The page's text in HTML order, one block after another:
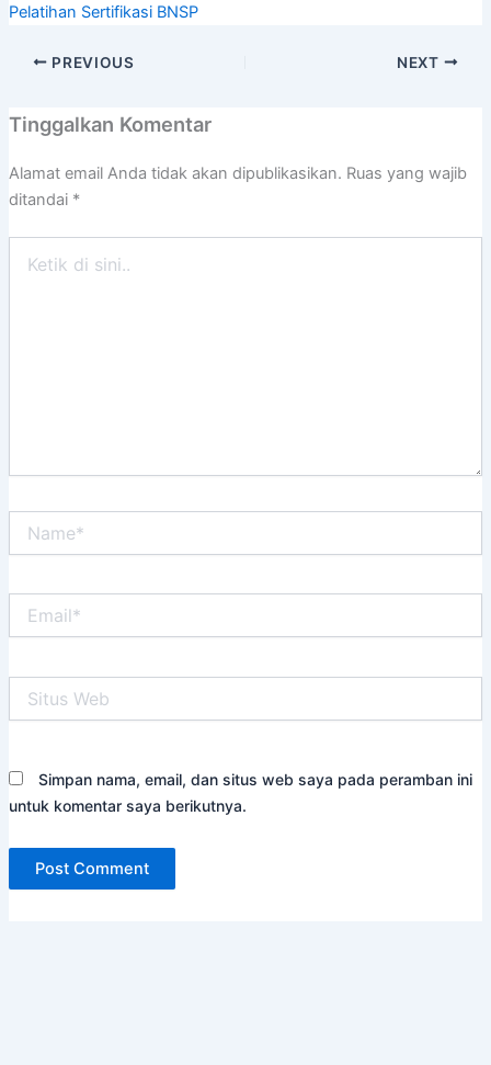
Pelatihan Sertifikasi BNSP
PREVIOUS NEXT
Tinggalkan Komentar
Alamat email Anda tidak akan dipublikasikan. Ruas yang wajib
ditandai *
Web
Simpan nama, email, dan situs web saya pada peramban ini
untuk komentar saya berikutnya.